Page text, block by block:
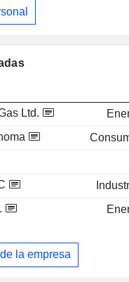
Ltd.
la empresa